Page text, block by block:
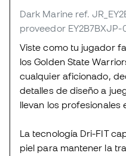
Dark Marine ref.
proveedor EY2B7BXJP-
Viste como tu jugador
los Golden State
cualquier aficionado,
detalles de diseño a
llevan los profesionales
La tecnología Dri-FIT
piel para mantener la